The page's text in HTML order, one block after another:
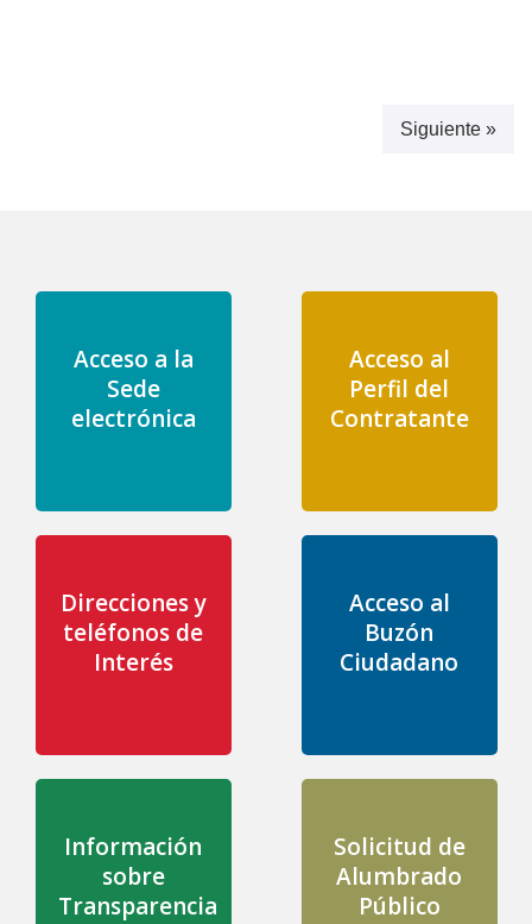
Siguiente »
Acceso a la
Sede
electrónica
Acceso al
Perfil del
Contratante
Direcciones y
teléfonos de
Interés
Acceso al
Buzón
Ciudadano
Información
sobre
Transparencia
Solicitud de
Alumbrado
Público